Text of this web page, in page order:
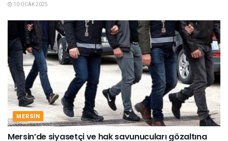
10 OCAK 2025
MERSIN
Mersin’de siyasetçi ve hak savunucuları gözaltına